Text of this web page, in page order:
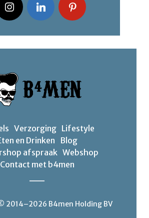
Verzorging Lifestyle
en Drinken
Blog
afspraak Webshop
Contact met b4men
2014–2026 B4men Holding BV